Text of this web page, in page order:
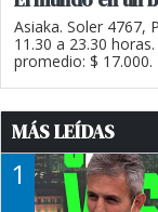
Asiaka. Soler 4767,
11.30 a 23.30
promedio: $ 17.000.
MÁS LEÍDAS
1